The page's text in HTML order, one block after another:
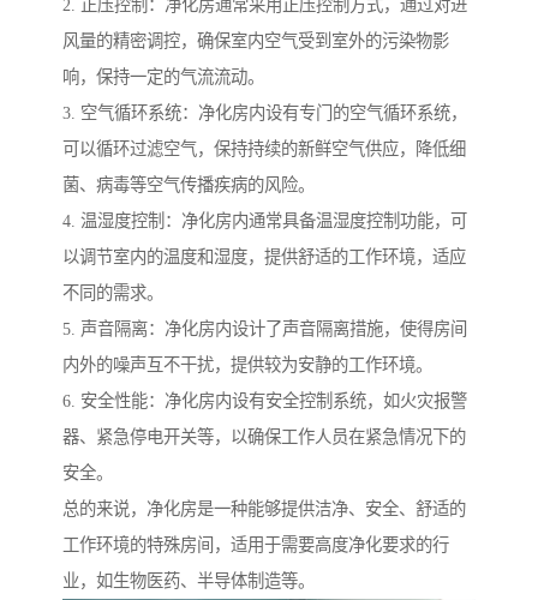
2. 正压控制：净化房通常采用正压控制方式，通过对进
风量的精密调控，确保室内空气受到室外的污染物影
响，保持一定的气流流动。
3. 空气循环系统：净化房内设有专门的空气循环系统，
可以循环过滤空气，保持持续的新鲜空气供应，降低细
菌、病毒等空气传播疾病的风险。
4. 温湿度控制：净化房内通常具备温湿度控制功能，可
以调节室内的温度和湿度，提供舒适的工作环境，适应
不同的需求。
5. 声音隔离：净化房内设计了声音隔离措施，使得房间
内外的噪声互不干扰，提供较为安静的工作环境。
6. 安全性能：净化房内设有安全控制系统，如火灾报警
器、紧急停电开关等，以确保工作人员在紧急情况下的
安全。
总的来说，净化房是一种能够提供洁净、安全、舒适的
工作环境的特殊房间，适用于需要高度净化要求的行
业，如生物医药、半导体制造等。